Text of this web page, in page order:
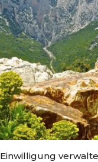
Einwilligung